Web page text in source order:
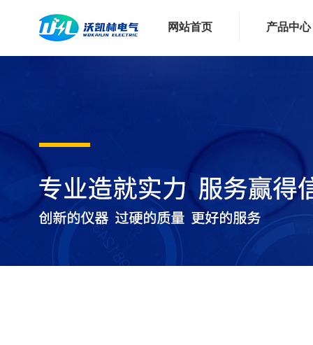
网站首页 产品中心